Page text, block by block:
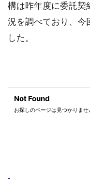
構は昨年度に委託契
況を調べており、今
した。